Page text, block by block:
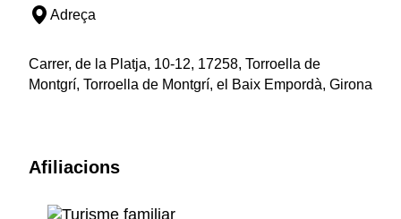
Adreça
Carrer, de la Platja, 10-12, 17258, Torroella de
Montgrí, Torroella de Montgrí, el Baix Empordà, Girona
Afiliacions